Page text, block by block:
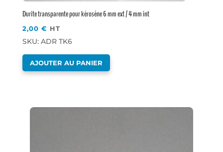
Durite transparente pour kérosène 6 mm ext / 4 mm int
2,00€ HT
SKU: ADR TK6
AJOUTER AU PANIER